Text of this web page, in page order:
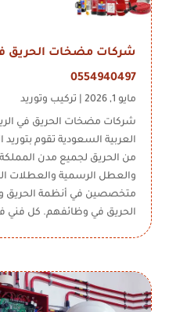
شركات مضخات الحريق
0554940497
مايو 1, 2026 | تركيب وتوريد
شركات مضخات الحريق في
العربية السعودية تقوم
من الحريق لجميع مدن
والعطل الرسمية والعطلات
متخصصين في أنظمة الحريق
الحريق في وظائفهم. كل فني